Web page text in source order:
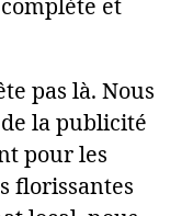
et
pas là. Nous
la publicité
pour les
florissantes